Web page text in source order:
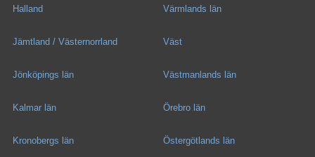
Halland
Jämtland / Västernorrland
Jönköpings län
Kalmar län
Kronobergs län
Värmlands län
Väst
Västmanlands län
Örebro län
Östergötlands län